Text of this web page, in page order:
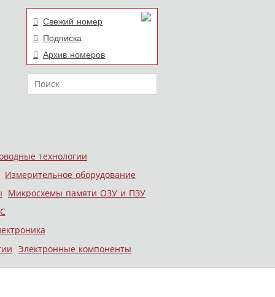
Свежий номер
Подписка
Архив номеров
Поиск
технологии
Измерительное оборудование
Микросхемы памяти ОЗУ и ПЗУ
Электронные компоненты